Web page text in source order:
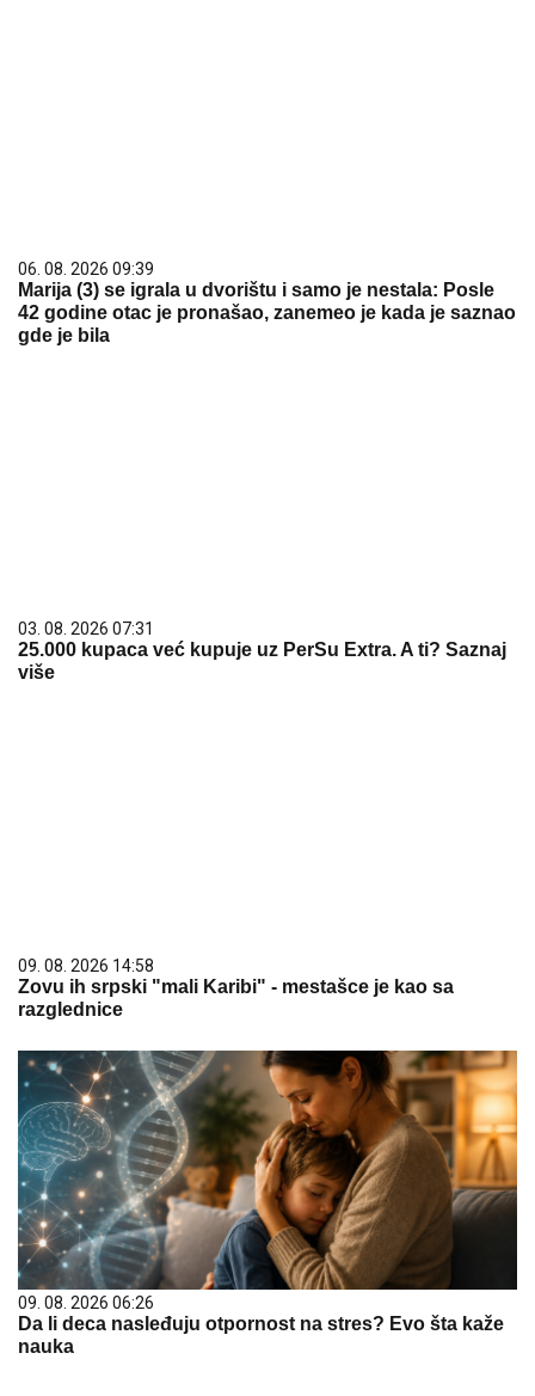
06. 08. 2026 09:39
Marija (3) se igrala u dvorištu i samo je nestala: Posle
42 godine otac je pronašao, zanemeo je kada je saznao
gde je bila
03. 08. 2026 07:31
25.000 kupaca već kupuje uz PerSu Extra. A ti? Saznaj
više
09. 08. 2026 14:58
Zovu ih srpski "mali Karibi" - mestašce je kao sa
razglednice
09. 08. 2026 06:26
Da li deca nasleđuju otpornost na stres? Evo šta kaže
nauka